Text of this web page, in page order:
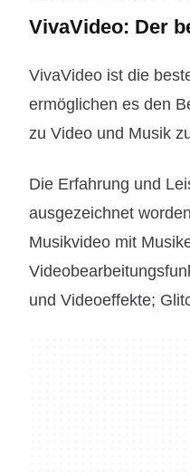
VivaVideo: Der
VivaVideo ist die
ermöglichen es den
zu Video und Musik
Die Erfahrung und
ausgezeichnet
Musikvideo mit
und Videoeffekte;